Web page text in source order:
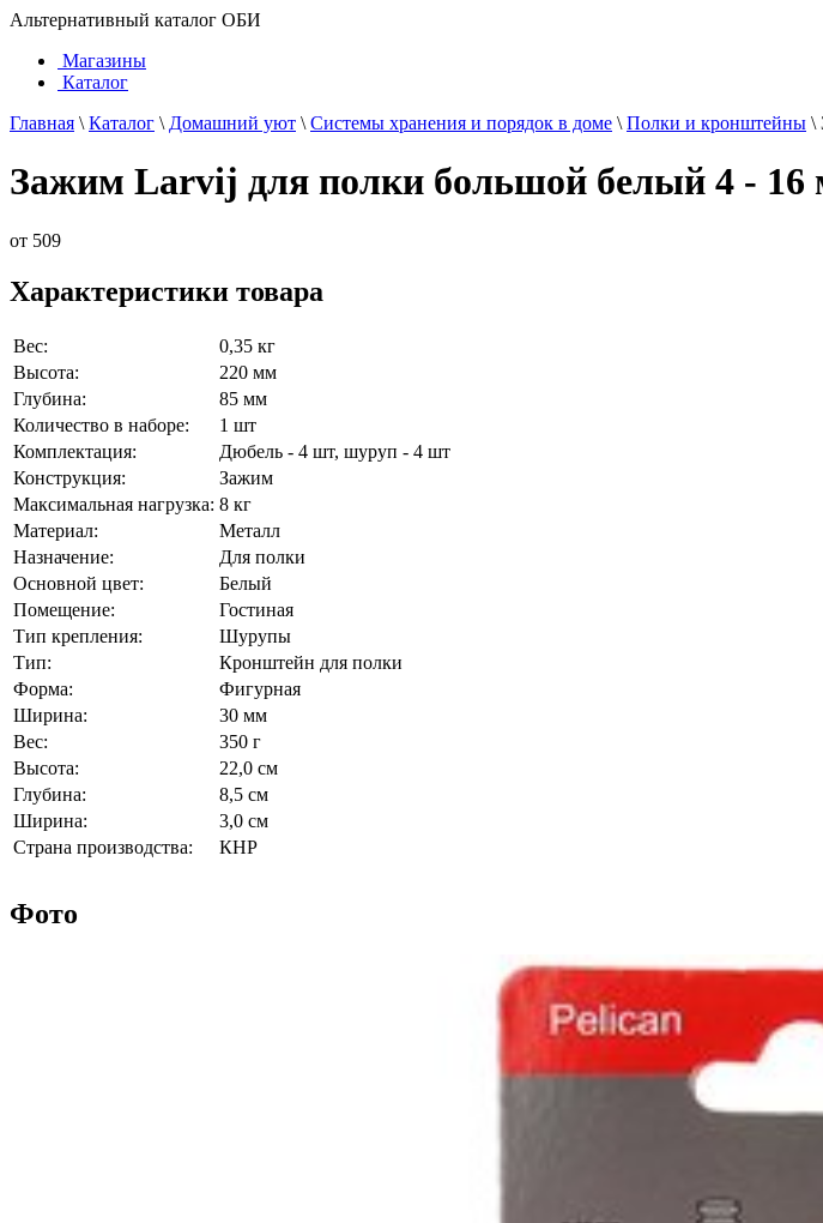
Альтернативный каталог ОБИ
Магазины
Каталог
Главная \ Каталог \ Домашний уют \ Системы хранения и порядок в доме \ Полки и кронштейны \
Зажим Larvij для полки большой белый 4 - 16
от 509
Характеристики товара
Вес:
0,35 кг
Высота:
220 мм
Глубина:
85 мм
Количество в наборе:
1 шт
Комплектация:
Дюбель - 4 шт, шуруп - 4 шт
Конструкция:
Зажим
Максимальная нагрузка: 8 кг
Материал:
Металл
Назначение:
Для полки
Основной цвет:
Белый
Помещение:
Гостиная
Тип крепления:
Шурупы
Тип:
Кронштейн для полки
Форма:
Фигурная
Ширина:
30 мм
Вес:
350 г
Высота:
22,0 см
Глубина:
8,5 см
Ширина:
3,0 см
Страна производства:
КНР
Фото